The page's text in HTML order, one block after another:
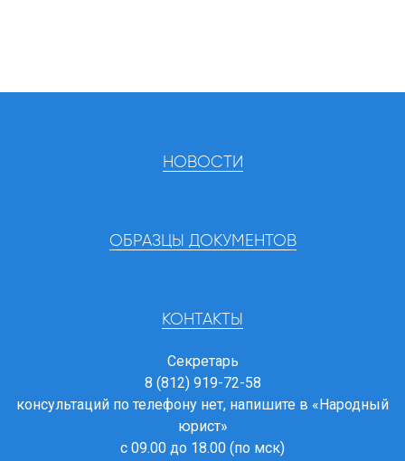
НОВОСТИ
ОБРАЗЦЫ ДОКУМЕНТОВ
КОНТАКТЫ
Секретарь
8 (812) 919-72-58
консультаций по телефону нет, напишите в «Народный
юрист»
с 09.00 до 18.00 (по мск)